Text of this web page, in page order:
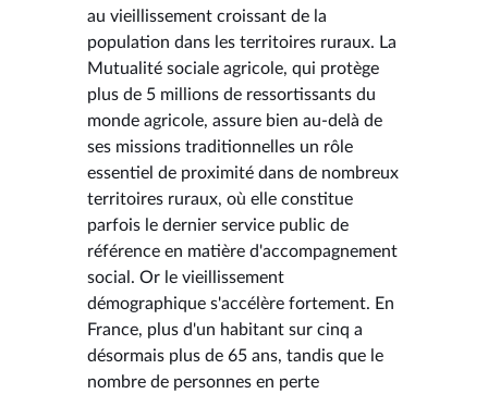
au vieillissement croissant de la
population dans les territoires ruraux. La
Mutualité sociale agricole, qui protège
plus de 5 millions de ressortissants du
monde agricole, assure bien au-delà de
ses missions traditionnelles un rôle
essentiel de proximité dans de nombreux
territoires ruraux, où elle constitue
parfois le dernier service public de
référence en matière d'accompagnement
social. Or le vieillissement
démographique s'accélère fortement. En
France, plus d'un habitant sur cinq a
désormais plus de 65 ans, tandis que le
nombre de personnes en perte